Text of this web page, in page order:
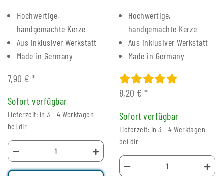
Hochwertige,
handgemachte Kerze
Aus inklusiver Werkstatt
Made in Germany
7,90 €*
Sofort verfügbar
Lieferzeit: in 3 - 4 Werktagen
bei dir
Hochwertige,
handgemachte Kerze
Aus inklusiver Werkstatt
Made in Germany
8,20 €*
Sofort verfügbar
Lieferzeit: in 3 - 4 Werktagen
bei dir